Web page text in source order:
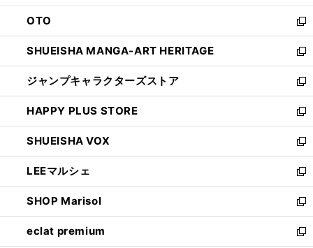
ウ
で
開
く
ン
ド
ウ
で
開
く
OTO
新
し
い
ウ
ィ
ン
ド
ウ
で
開
く
SHUEISHA MANGA-ART HERITAGE
新
し
い
ウ
ィ
ン
ド
ウ
で
開
く
ジャンプキャラクターズストア
新
し
い
ウ
ィ
ン
ド
ウ
で
開
く
HAPPY PLUS STORE
新
し
い
ウ
ィ
ン
ド
ウ
で
SHUEISHA VOX
新
し
い
ウ
ィ
ン
ド
LEEマルシェ
新
し
い
ウ
ィ
SHOP Marisol
新
し
い
eclat premium
新